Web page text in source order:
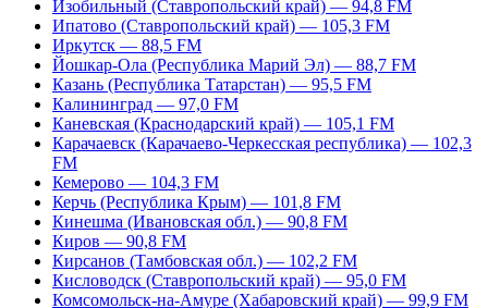
Изобильный (Ставропольский край) — 94,8 FM
Ипатово (Ставропольский край) — 105,3 FM
Иркутск — 88,5 FM
Йошкар-Ола (Республика Марий Эл) — 88,7 FM
Казань (Республика Татарстан) — 95,5 FM
Калининград — 97,0 FM
Каневская (Краснодарский край) — 105,1 FM
Карачаевск (Карачаево-Черкесская республика) — 102,3
FM
Кемерово — 104,3 FM
Керчь (Республика Крым) — 101,8 FM
Кинешма (Ивановская обл.) — 90,8 FM
Киров — 90,8 FM
Кирсанов (Тамбовская обл.) — 102,2 FM
Кисловодск (Ставропольский край) — 95,0 FM
Комсомольск-на-Амуре (Хабаровский край) — 99,9 FM